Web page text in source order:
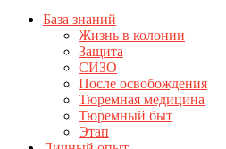
База знаний
Жизнь в колонии
Защита
СИЗО
После освобождения
Тюремная медицина
Тюремный быт
Этап